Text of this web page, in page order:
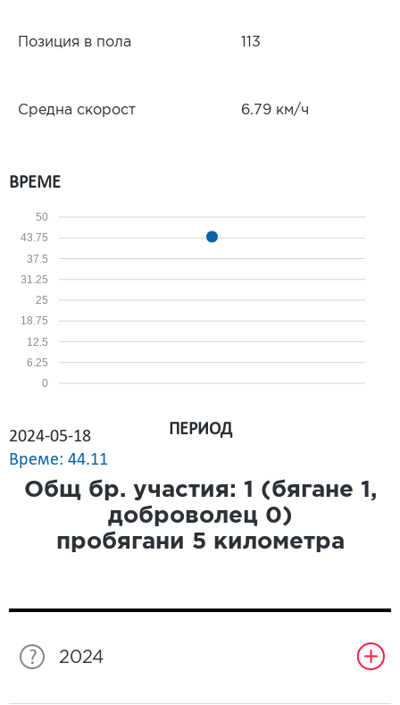
Позиция в пола 113
Средна скорост 6.79 км/ч
ВРЕМЕ
0
6.25
12.5
18.75
25
31.25
37.5
43.75
50
2024-05-18
Време: 44.11
ПЕРИОД
Общ бр. участия: 1 (бягане 1 ,
доброволец 0)
пробягани 5 километра
2024